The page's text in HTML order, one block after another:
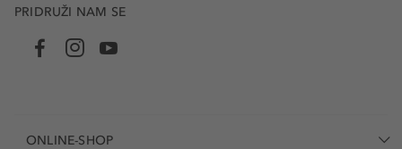
PRIDRUŽI NAM SE
ONLINE-SHOP